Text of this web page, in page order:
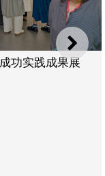
下一
功实践成果展